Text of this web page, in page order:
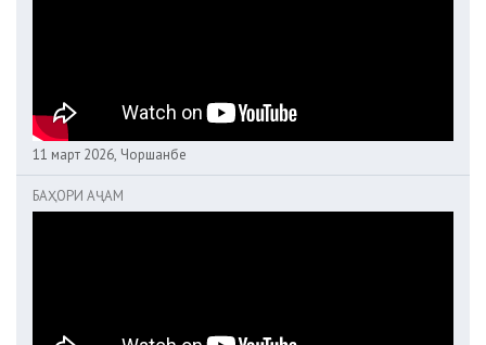
11 март 2026, Чоршанбе
БАҲОРИ АҶАМ